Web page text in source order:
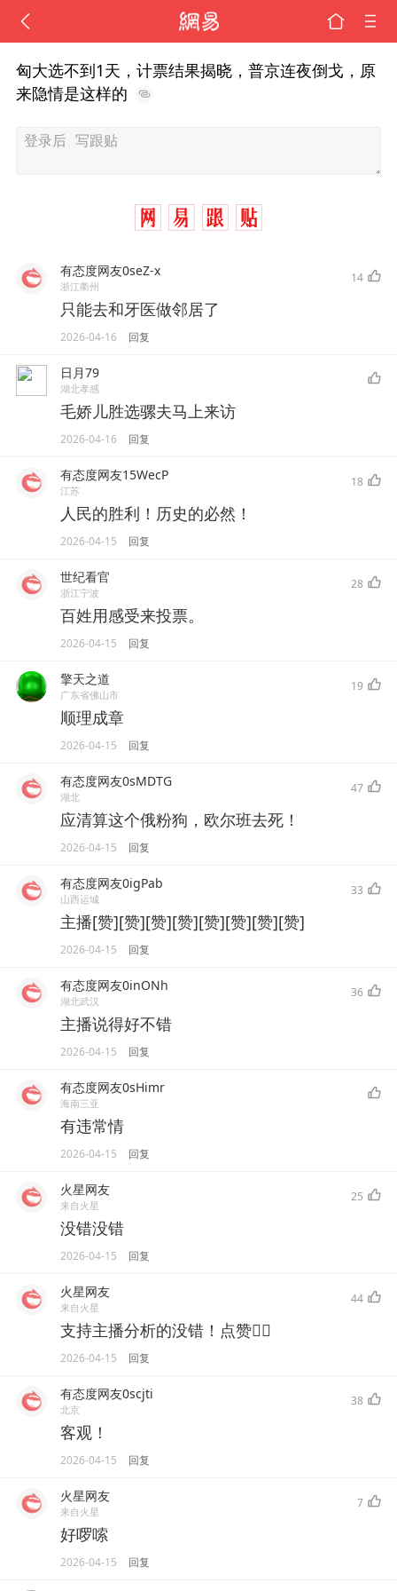
匈大选不到1天，计票结果揭晓，普京连夜倒戈，原
来隐情是这样的
有态度网友0seZ-x
浙江衢州
14
只能去和牙医做邻居了
2026-04-16 回复
日月79
湖北孝感
毛娇儿胜选骡夫马上来访
2026-04-16 回复
有态度网友15WecP
江苏
18
人民的胜利！历史的必然！
2026-04-15 回复
世纪看官
浙江宁波
28
百姓用感受来投票。
2026-04-15 回复
擎天之道
广东省佛山市
19
顺理成章
2026-04-15 回复
有态度网友0sMDTG
湖北
47
应清算这个俄粉狗，欧尔班去死！
2026-04-15 回复
有态度网友0igPab
山西运城
33
主播[赞][赞][赞][赞][赞][赞][赞][赞]
2026-04-15 回复
有态度网友0inONh
湖北武汉
36
主播说得好不错
2026-04-15 回复
有态度网友0sHimr
海南三亚
有违常情
2026-04-15 回复
火星网友
来自火星
25
没错没错
2026-04-15 回复
火星网友
来自火星
44
支持主播分析的没错！点赞👍🏻
2026-04-15 回复
有态度网友0scjti
北京
38
客观！
2026-04-15 回复
火星网友
来自火星
7
好啰嗦
2026-04-15 回复